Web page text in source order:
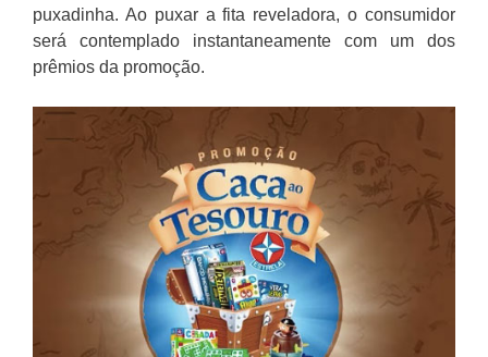
puxadinha. Ao puxar a fita reveladora, o consumidor
será contemplado instantaneamente com um dos
prêmios da promoção.